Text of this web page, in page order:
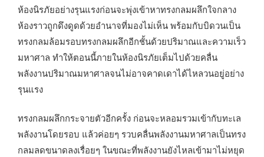
ห้องนิรภัยอย่างรุนแรงก่อนจะพุ่งเข้าหาทรงกลมผลึกใจกลาง
ห้องราวถูกดึงดูดด้วยอำนาจที่มองไม่เห็น พร้อมกับบิดวนเป็น
ทรงกลมล้อมรอบทรงกลมผลึกอีกชั้นด้วยปริมาณและความเร็ว
มหาศาล ทำให้ตอนนี้ภายในห้องนิรภัยเต็มไปด้วยคลื่น
พลังงานปริมาณมหาศาลจนไม่อาจคาดเดาได้ไหลวนอยู่อย่าง
รุนแรง
ทรงกลมผลึกกระจายตัวอีกครั้ง ก่อนจะหลอมรวมเข้ากับทะเล
พลังงานโดยรอบ แล้วค่อยๆ รวบคลื่นพลังงานมหาศาลเป็นทรง
กลมลดขนาดลงเรื่อยๆ ในขณะที่พลังงานยังไหลเข้ามาไม่หยุด